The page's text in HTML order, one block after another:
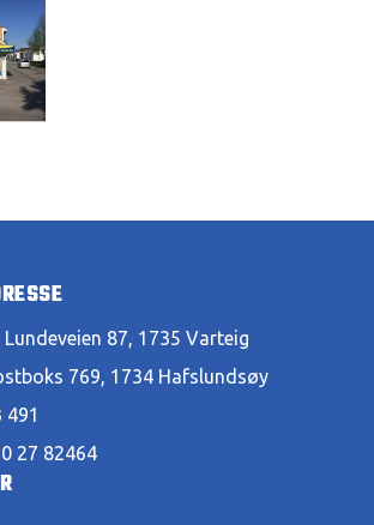
87, 1735 Varteig
769, 1734 Hafslundsøy
491
27 82464